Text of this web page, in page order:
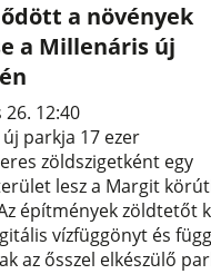
a növények
a Millenáris új
12:40
parkja 17 ezer
zöldszigetként egy
lesz a Margit
építmények zöldtetőt
vízfüggönyt és
az ősszel elkészülő